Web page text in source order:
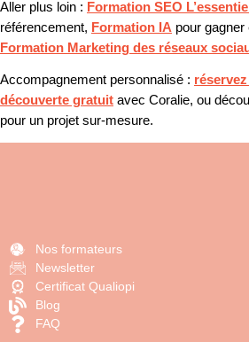
Aller plus loin : Formation SEO L’essentiel
référencement, Formation IA pour gagner
Formation Marketing des réseaux
Accompagnement personnalisé :
découverte gratuit avec Coralie, ou
pour un projet sur-mesure.
Nos formateurs
Newsletter
Certificat Qualiopi
Blog
FAQ